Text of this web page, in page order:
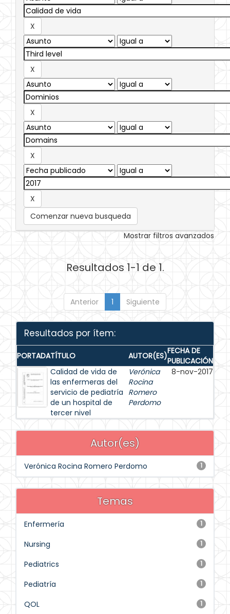
Comenzar nueva busqueda
Mostrar filtros avanzados
Resultados 1-1 de 1.
Anterior 1 Siguiente
Resultados por ítem:
PORTADATÍTULO AUTOR(ES)FECHA DE
PUBLICACIÓN
Calidad de vida de
las enfermeras del
servicio de pediatría
de un hospital de
tercer nivel
Verónica
Rocina
Romero
Perdomo
8-nov-2017
Autor(es)
1
Verónica Rocina Romero Perdomo
Temas
1
Enfermería
1
Nursing
1
Pediatrics
1
Pediatría
1
QOL